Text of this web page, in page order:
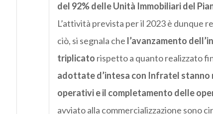
del 92% delle Unità Immobiliari del
L’attività prevista per il 2023 è dunque
ciò, si segnala che l’avanzamento
triplicato rispetto a quanto realizzato
adottate d’intesa con Infratel stanno
operativi e il completamento delle
avviato alla commercializzazione sono